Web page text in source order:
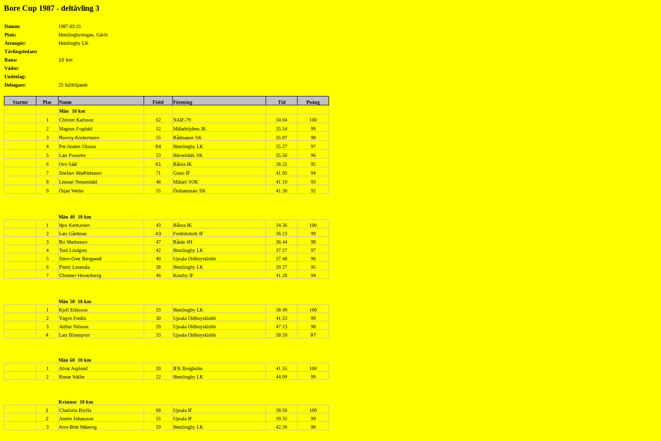
Bore Cup 1987 - deltävling 3
Datum:
1987-02-21
Plats:
Hemlingbystugan, Gävle
Arrangör:
Hemlingby LK
Tävlingsledare:
Bana:
10 km
Väder:
Underlag:
Deltagare:
25 fullföljande
Startnr Plac Namn Född Förening Tid
Poäng
Män
10 km
1
Christer Karlsson 62 NAIF-79 34.04
100
2
Magnus Fogdahl 52 Mälarhöjdens IK 35.54
99
3
Ronny Andersson 55 Rådmansö SK 35.07
98
4
Per-Anders Olsson 64 Hemlingby LK 35.27
97
5
Lars Pousette 53 Häverödals SK 35.50
96
6
Ove Sääf 61 Bålsta IK 38.22
95
7
Stefan Walfridsson 71 Gimo IF 41.05
94
8
Lennart Nennerdahl 48 Mälarö SOK 41.10
93
9
Örjan Wedin 55 Östhammars SK 41.30 92
Män 40
10 km
1
Ilpo Kettunen 43 Bålsta IK 34.36
100
2
Lars Gårdman 43 Fredrikshofs IF 36.23
99
3
Bo Mattsson 47 Rånäs 4H 36.44
98
4
Tord Lindgren 42 Hemlingby LK 37.27
97
5
Sten-Ove Bergwall 40 Upsala Oldboysklubb 37.48
96
6
Pentti Luomala 38 Hemlingby LK 39.27
95
7
Christer Hoverberg 46 Knutby IF 41.28 94
Män 50
10 km
1
Kjell Eriksson 33 Hemlingby LK 38.49
100
2
Yngve Fredin 30 Upsala Oldboysklubb 41.53
99
3
Arthur Nilsson 29 Upsala Oldboysklubb 47.13
98
4
Lars Blomqvist 33 Upsala Oldboysklubb 58.59 97
Män 60
10 km
1
Alvar Asplund 20 IFK Borgholm 41.55
100
2
Runar Waller 22 Hemlingby LK 44.09 99
Kvinnor 10 km
1
Charlotta Brylla 68 Upsala IF 38.56
100
2
Anette Johansson 55 Upsala IF 39.35
99
3
Ann-Britt Nilseng 59 Hemlingby LK 42.39 98